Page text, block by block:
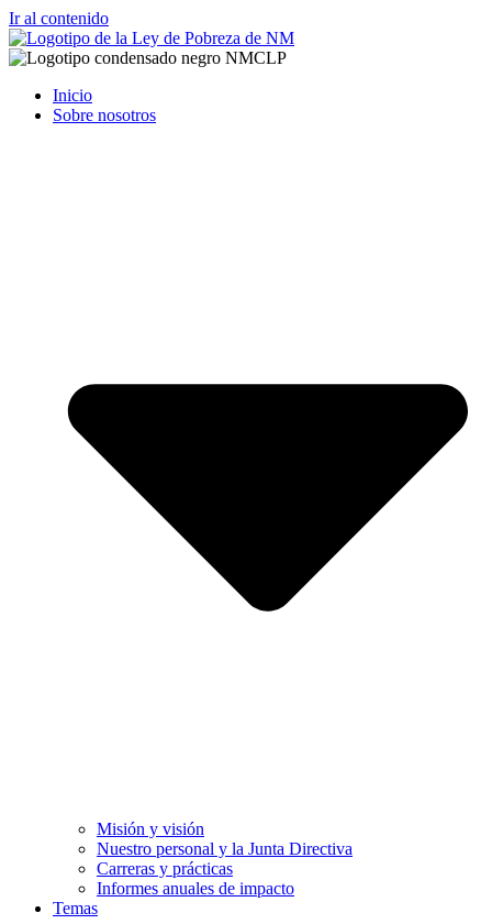
Ir al contenido
Inicio
Sobre nosotros
Misión y visión
Nuestro personal y la Junta Directiva
Carreras y prácticas
Informes anuales de impacto
Temas